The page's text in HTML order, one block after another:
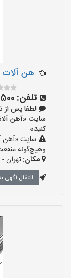
هن
تلفن:
لطفا پس از
کنید»
سایت «آهن
وهیچ‌گونه
مکان:تهران
انتقال آگهی